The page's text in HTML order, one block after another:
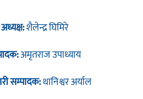
अध्यक्ष:शैलेन्द्र घिमिरे
अमृतराज उपाध्याय
सम्पादक:थानिश्वर अर्याल